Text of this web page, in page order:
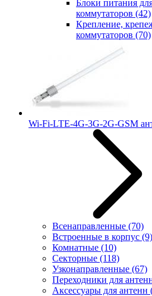
Блоки питания
коммутаторов (42)
Крепление,
коммутаторов (70)
Wi-Fi-LTE-4G-3G-2G-GSM
Всенаправленные (70)
Встроенные в корпус (9)
Комнатные (10)
Секторные (118)
Узконаправленные (67)
Переходники для
Аксессуары для антенн